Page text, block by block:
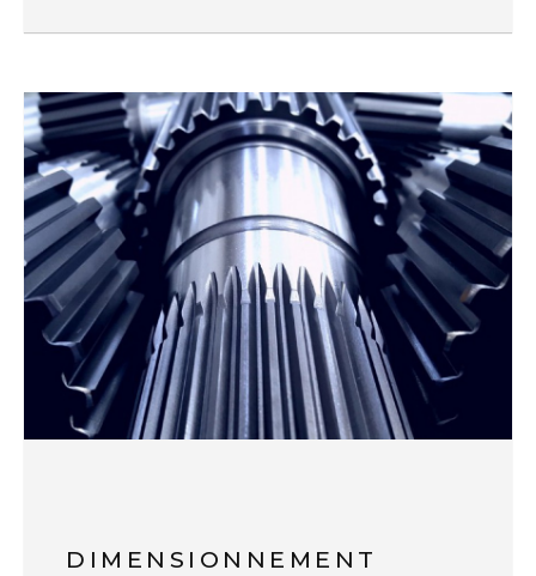
DIMENSIONNEMENT